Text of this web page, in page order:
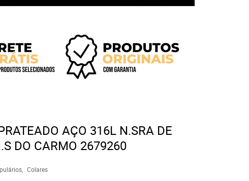
AÇO 316L N.SRA DE
DO CARMO 2679260
Colares